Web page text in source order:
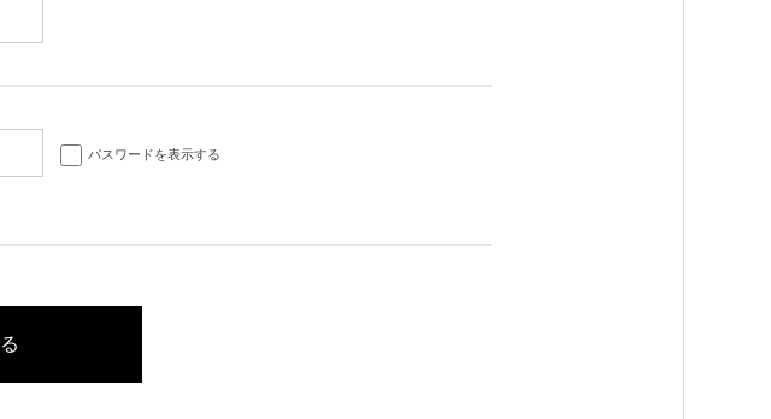
パスワードを表示する